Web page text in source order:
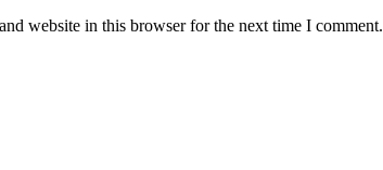
website in this browser for the next time I comment.